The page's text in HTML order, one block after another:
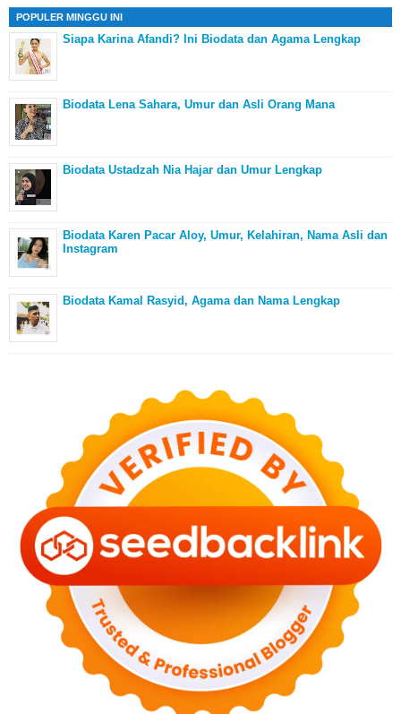
POPULER MINGGU INI
Siapa Karina Afandi? Ini Biodata dan Agama Lengkap
Biodata Lena Sahara, Umur dan Asli Orang Mana
Biodata Ustadzah Nia Hajar dan Umur Lengkap
Biodata Karen Pacar Aloy, Umur, Kelahiran, Nama Asli dan
Instagram
Biodata Kamal Rasyid, Agama dan Nama Lengkap